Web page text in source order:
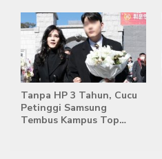
Tanpa HP 3 Tahun, Cucu
Petinggi Samsung
Tembus Kampus Top